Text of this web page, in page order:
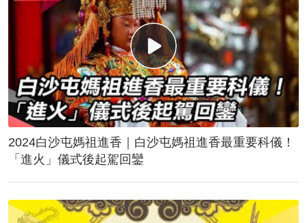
2024白沙屯媽祖進香｜白沙屯媽祖進香最重要科儀！
「進火」儀式後起駕回鑾